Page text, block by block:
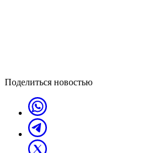
Поделиться новостью